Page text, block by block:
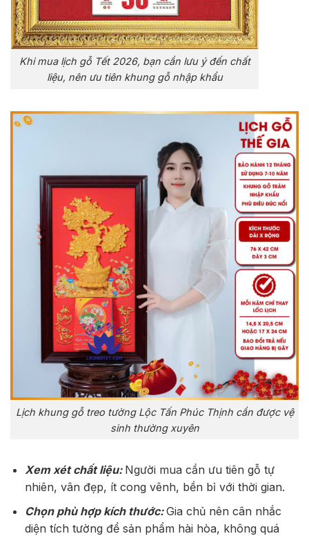
Khi mua lịch gỗ Tết 2026, bạn cần lưu ý đến chất
liệu, nên ưu tiên khung gỗ nhập khẩu
Lịch khung gỗ treo tường Lộc Tấn Phúc Thịnh cần được vệ
sinh thường xuyên
Xem xét chất liệu: Người mua cần ưu tiên gỗ tự
nhiên, vân đẹp, ít cong vênh, bền bỉ với thời gian.
Chọn phù hợp kích thước:Gia chủ nên cân nhắc
diện tích tường để sản phẩm hài hòa, không quá